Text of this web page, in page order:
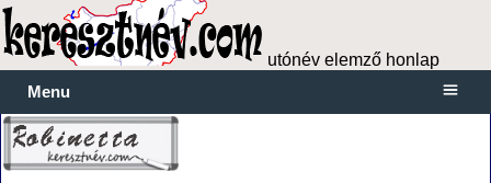
utónév elemző honlap
Menu